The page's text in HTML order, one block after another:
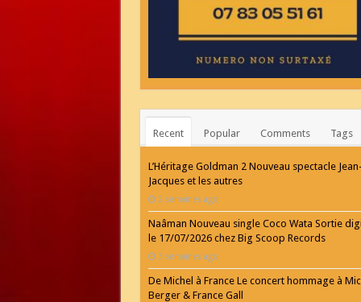
Recent Popular Comments Tags
L’Héritage Goldman 2 Nouveau spectacle Jean-
Jacques et les autres
2 semaines ago
Naâman Nouveau single Coco Wata Sortie
le 17/07/2026 chez Big Scoop Records
3 semaines ago
De Michel à France Le concert hommage à
Berger & France Gall